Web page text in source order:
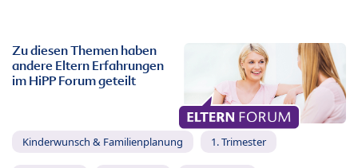
Zu diesen Themen haben
andere Eltern Erfahrungen
im HiPP Forum geteilt
Kinderwunsch & Familienplanung 1. Trimester